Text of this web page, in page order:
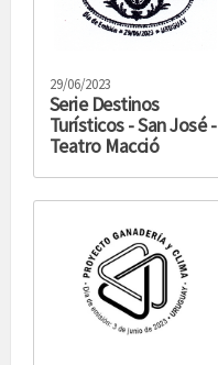
29/06/2023
Serie Destinos
Turísticos - San José -
Teatro Macció